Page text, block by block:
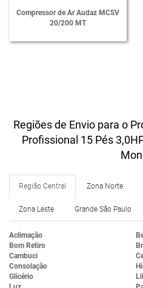
Compressor de Ar Audaz MCSV
20/200 MT
Regiões de Envio para o
Profissional 15 Pés
Região Central Zona Norte
Zona Leste Grande São Paulo
Aclimação
Bom Retiro
Cambuci
Consolação
Glicério